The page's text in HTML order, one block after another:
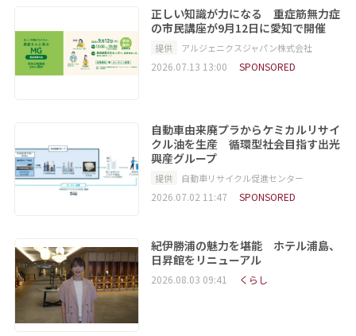
正しい知識が力になる 重症筋無力症
の市民講座が9月12日に愛知で開催
提供 アルジェニクスジャパン株式会社
2026.07.13 13:00 SPONSORED
自動車由来廃プラからケミカルリサイ
クル油を生産 循環型社会目指す出光
興産グループ
提供 自動車リサイクル促進センター
2026.07.02 11:47 SPONSORED
紀伊勝浦の魅力を堪能 ホテル浦島、
日昇館をリニューアル
2026.08.03 09:41 くらし